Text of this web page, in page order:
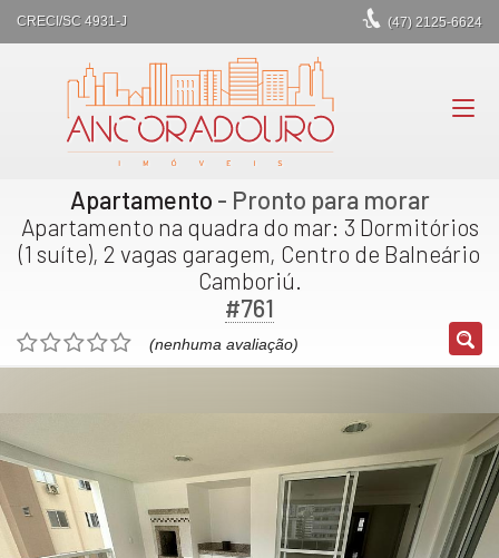
CRECI/SC 4931-J (47) 2125-6624
Apartamento - Pronto para morar
Apartamento na quadra do mar: 3 Dormitórios
(1 suíte), 2 vagas garagem, Centro de Balneário
Camboriú.
#761
(nenhuma avaliação)